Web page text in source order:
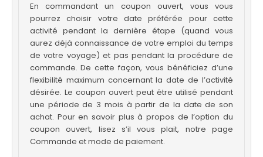
En commandant un coupon ouvert, vous vous
pourrez choisir votre date préférée pour cette
activité pendant la dernière étape (quand vous
aurez déjà connaissance de votre emploi du temps
de votre voyage) et pas pendant la procédure de
commande. De cette façon, vous bénéficiez d’une
flexibilité maximum concernant la date de l’activité
désirée. Le coupon ouvert peut être utilisé pendant
une période de 3 mois à partir de la date de son
achat. Pour en savoir plus à propos de l’option du
coupon ouvert, lisez s’il vous plait, notre page
Commande et mode de paiement.